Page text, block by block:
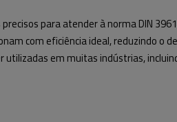
para atender à norma DIN
com eficiência ideal, reduzindo o
utilizadas em muitas indústrias,